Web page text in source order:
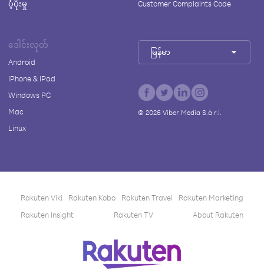
ပံ့ပိုးမှု
Customer Complaints Code
ဒေါင်းလုတ်
Android
iPhone & iPad
Windows PC
Mac
Linux
မြန်မာ
© 2026Viber Media S.à r.l.
Rakuten Viki Rakuten Kobo Rakuten Travel
Rakuten Marketing
Rakuten Insight
Rakuten TV About Rakuten